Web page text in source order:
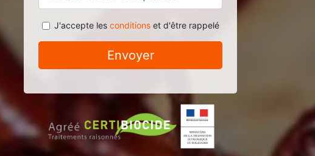
J'accepte les conditionset d'être rappelé
Envoyer